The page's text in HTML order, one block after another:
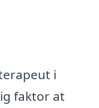
i
faktor at